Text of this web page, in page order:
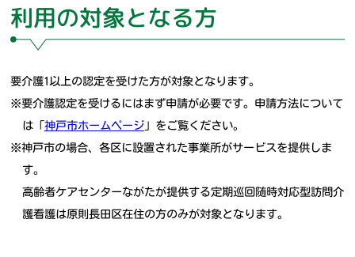
利用の対象となる方
要介護1以上の認定を受けた方が対象となります。
※要介護認定を受けるにはまず申請が必要です。申請方法について
は「神戸市ホームページ」をご覧ください。
※神戸市の場合、各区に設置された事業所がサービスを提供しま
す。
高齢者ケアセンターながたが提供する定期巡回随時対応型訪問介
護看護は原則長田区在住の方のみが対象となります。